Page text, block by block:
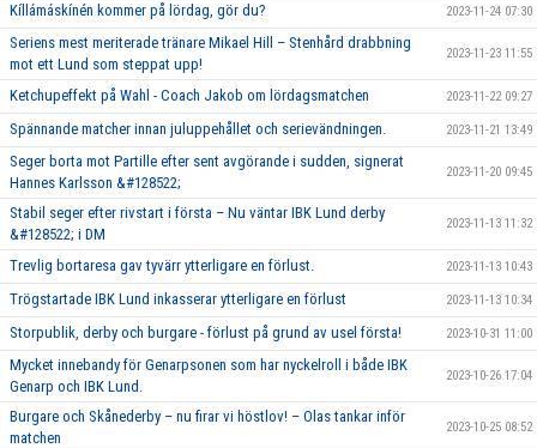
Kíllámáskínén kommer på lördag, gör du? 2023-11-24 07:30
Seriens mest meriterade tränare Mikael Hill – Stenhård drabbning
mot ett Lund som steppat upp!
2023-11-23 11:55
Ketchupeffekt på Wahl - Coach Jakob om lördagsmatchen 2023-11-22 09:27
Spännande matcher innan juluppehållet och serievändningen. 2023-11-21 13:49
Seger borta mot Partille efter sent avgörande i sudden, signerat
Hannes Karlsson &#128522;
2023-11-20 09:45
Stabil seger efter rivstart i första – Nu väntar IBK Lund derby
&#128522; i DM
2023-11-13 11:32
Trevlig bortaresa gav tyvärr ytterligare en förlust. 2023-11-13 10:43
Trögstartade IBK Lund inkasserar ytterligare en förlust 2023-11-13 10:34
Storpublik, derby och burgare - förlust på grund av usel första! 2023-10-31 11:00
Mycket innebandy för Genarpsonen som har nyckelroll i både IBK
Genarp och IBK Lund.
2023-10-26 17:04
Burgare och Skånederby – nu firar vi höstlov! – Olas tankar inför
matchen
2023-10-25 08:52